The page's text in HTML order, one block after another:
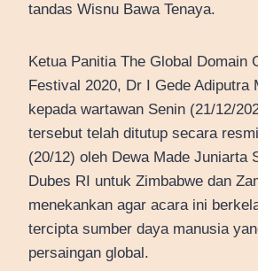
tandas Wisnu Bawa Tenaya.
Ketua Panitia The Global Domain
Festival 2020, Dr I Gede Adiputra
kepada wartawan Senin (21/12/
tersebut telah ditutup secara
(20/12) oleh Dewa Made Juniarta
Dubes RI untuk Zimbabwe dan
menekankan agar acara ini
tercipta sumber daya manusia
persaingan global.